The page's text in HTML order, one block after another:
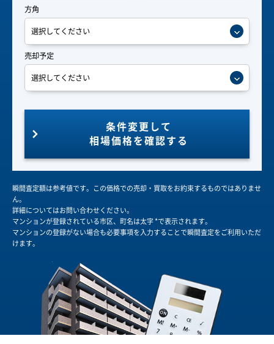
方角
売却予定
条件変更して
相場価格を確認する
瞬間査定額は参考値です。この価格での売却・買取をお約束するものではありませ
ん。
詳細についてはお問い合わせください。
マンションが登録されている市区、町名は太字 *で表示されます。
マンションの登録がない場合も必要事項を入力することで瞬間査定をご利用いただ
けます。